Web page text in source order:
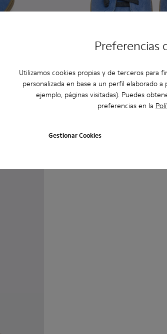
Preferencias
Utilizamos cookies propias y de terceros para
personalizada en base a un perfil elaborado
ejemplo, páginas visitadas). Puedes
preferencias en la
Gestionar Cookies